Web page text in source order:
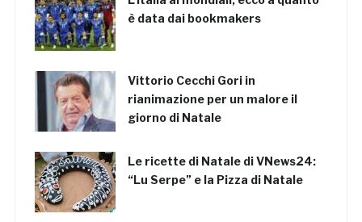
è data dai bookmakers
Vittorio Cecchi Gori in
rianimazione per un malore il
giorno di Natale
Le ricette di Natale di VNews24:
“Lu Serpe” e la Pizza di Natale